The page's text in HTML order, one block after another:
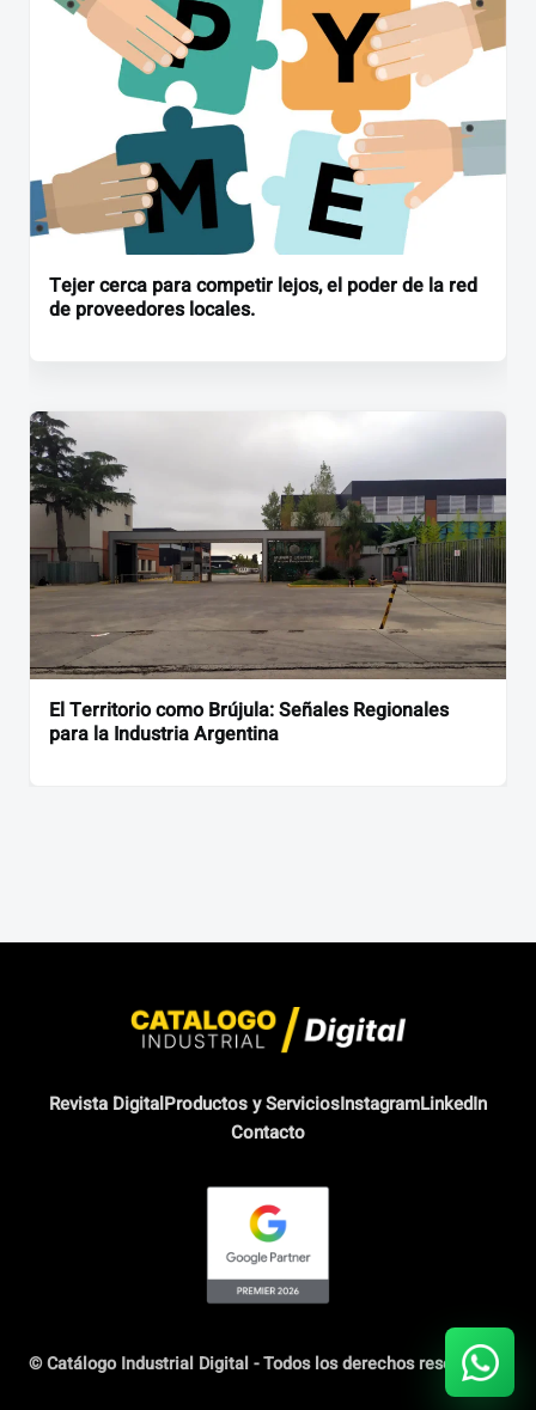
Tejer cerca para competir lejos, el poder de la red
de proveedores locales.
El Territorio como Brújula: Señales Regionales
para la Industria Argentina
Revista DigitalProductos y ServiciosInstagramLinkedIn
Contacto
© Catálogo Industrial Digital - Todos los derechos reservados.